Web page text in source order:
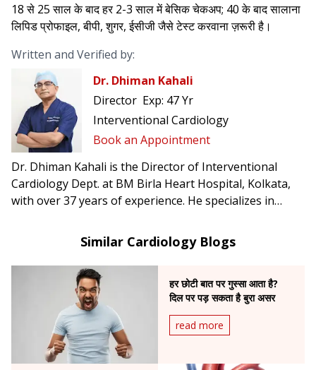
18 से 25 साल के बाद हर 2-3 साल में बेसिक चेकअप; 40 के बाद सालाना
लिपिड प्रोफाइल, बीपी, शुगर, ईसीजी जैसे टेस्ट करवाना ज़रूरी है।
Written and Verified by:
Dr. Dhiman Kahali
Director Exp: 47 Yr
Interventional Cardiology
Book an Appointment
Dr. Dhiman Kahali is the Director of Interventional
Cardiology Dept. at BM Birla Heart Hospital, Kolkata,
with over 37 years of experience. He specializes in
vascular interventions, and has been honored with the
Gandhi Centenary and Mother Teresa International
Awards.
Similar Cardiology Blogs
हर छोटी बात पर गुस्सा आता है?
दिल पर पड़ सकता है बुरा असर
read more